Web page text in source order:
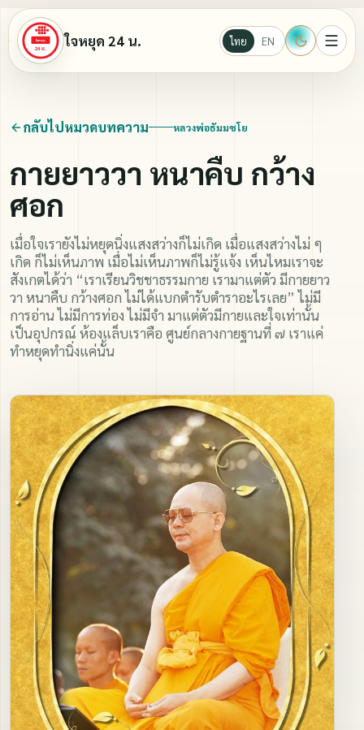
ใจหยุด 24 น. ไทย EN
บทความธรรมะ
วีดีโอ
ภาพนิ่ง
ติดต่อ
กลับไปหมวดบทความ หลวงพ่อธัมมชโย
กายยาววา หนาคืบ กว้าง
ศอก
เมื่อใจเรายังไม่หยุดนิ่งแสงสว่างก็ไม่เกิด เมื่อแสงสว่างไม่ ๆ
เกิด ก็ไม่เห็นภาพ เมื่อไม่เห็นภาพก็ไม่รู้แจ้ง เห็นไหมเราจะ
สังเกตได้ว่า “เราเรียนวิชชาธรรมกาย เรามาแต่ตัว มีกายยาว
วา หนาคืบ กว้างศอก ไม่ได้แบกตำรับตำราอะไรเลย” ไม่มี
การอ่าน ไม่มีการท่อง ไม่มีจำ มาแต่ตัวมีกายและใจเท่านั้น
เป็นอุปกรณ์ ห้องแล็บเราคือ ศูนย์กลางกายฐานที่ ๗ เราแค่
ทำหยุดทำนิ่งแค่นั้น